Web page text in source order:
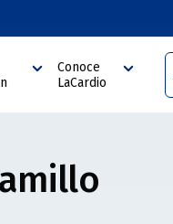
Conoce
LaCardio